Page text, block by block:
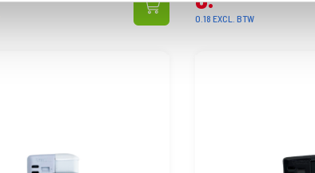
0.18 EXCL. BTW